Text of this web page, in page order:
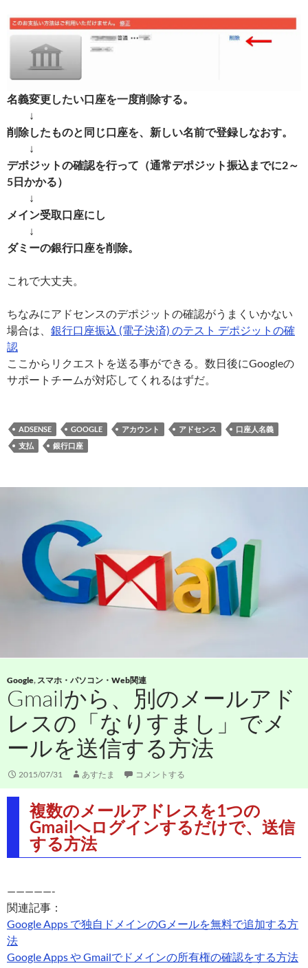
名義変更したい口座を一度削除する。
↓
削除したものと同じ口座を、新しい名前で登録しなおす。
↓
デポジットの確認を行って（通常デポジット振込までに2～
5日かかる）
↓
メイン受取口座にし
↓
ダミーの銀行口座を削除。
これで大丈夫。
ちなみにアドセンスのデポジットの確認がうまくいかない
場合は、 銀行口座振込 (電子決済) のテスト デポジットの確
認
ここからリクエストを送る事ができる。数日後にGoogleの
サポートチームが対応してくれるはずだ。
ADSENSE GOOGLE アカウント アドセンス
口座人名義
支払
銀行口座
Google, スマホ・パソコン・Web関連
Gmailから、別のメールアド
レスの「なりすまし」でメ
ールを送信する方法
2015/07/31 あすたま コメントする
複数のメールアドレスを1つの
Gmailへログインするだけで、送信
する方法
—————-
関連記事：
Google Apps で独自ドメインのGメールを無料で追加する方
法
Google Apps や Gmailでドメインの所有権の確認をする方法